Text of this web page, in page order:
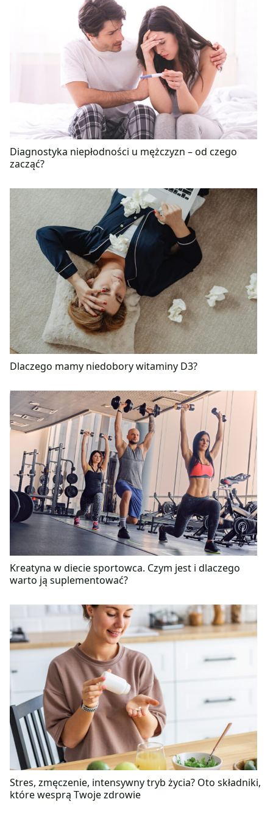
Diagnostyka niepłodności u mężczyzn – od czego
zacząć?
Dlaczego mamy niedobory witaminy D3?
Kreatyna w diecie sportowca. Czym jest i dlaczego
warto ją suplementować?
Stres, zmęczenie, intensywny tryb życia? Oto składniki,
które wesprą Twoje zdrowie